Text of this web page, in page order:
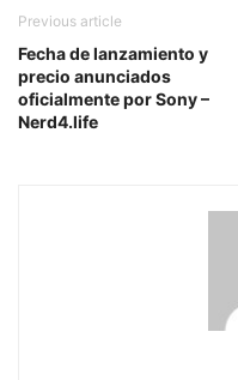
Previous article
Fecha de lanzamiento y
precio anunciados
oficialmente por Sony –
Nerd4.life